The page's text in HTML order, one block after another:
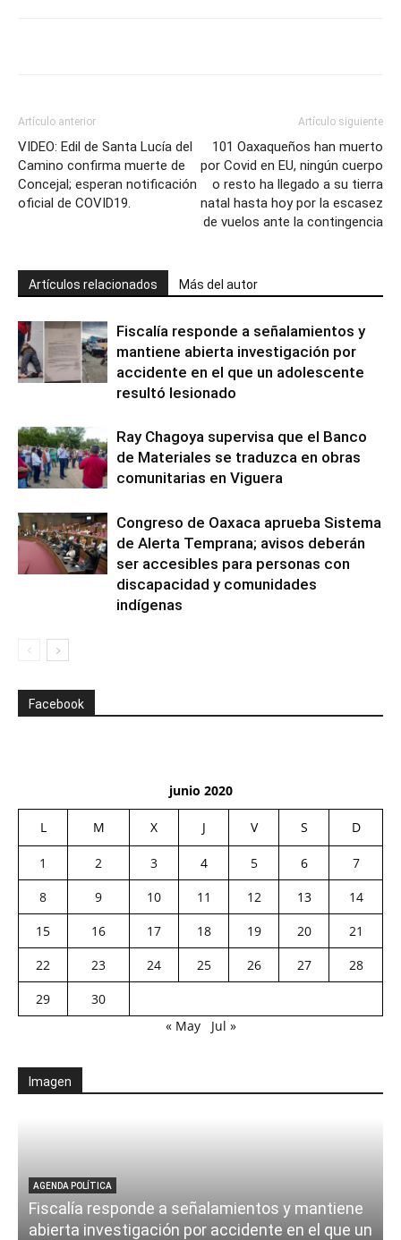
Artículo anterior
VIDEO: Edil de Santa Lucía del
Camino confirma muerte de
Concejal; esperan notificación
oficial de COVID19.
Artículo siguiente
101 Oaxaqueños han muerto
por Covid en EU, ningún cuerpo
o resto ha llegado a su tierra
natal hasta hoy por la escasez
de vuelos ante la contingencia
Artículos relacionados Más del autor
Fiscalía responde a señalamientos y
mantiene abierta investigación por
accidente en el que un adolescente
resultó lesionado
Ray Chagoya supervisa que el Banco
de Materiales se traduzca en obras
comunitarias en Viguera
Congreso de Oaxaca aprueba Sistema
de Alerta Temprana; avisos deberán
ser accesibles para personas con
discapacidad y comunidades
indígenas
Facebook
junio 2020
L M X J V S D
1 2 3 4 5 6
7
8
9 10 11 12 13
14
15
16 17 18 19 20
21
22
23 24 25 26 27
28
29
30
« May
Jul »
Imagen
AGENDA POLÍTICA
Fiscalía responde a señalamientos y mantiene
abierta investigación por accidente en el que un